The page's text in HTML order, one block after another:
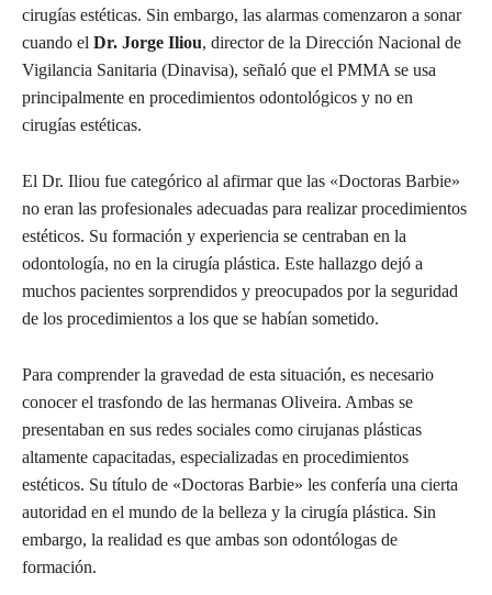
cirugías estéticas. Sin embargo, las alarmas comenzaron a sonar
cuando el Dr. Jorge Iliou, director de la Dirección Nacional de
Vigilancia Sanitaria (Dinavisa), señaló que el PMMA se usa
principalmente en procedimientos odontológicos y no en
cirugías estéticas.
El Dr. Iliou fue categórico al afirmar que las «Doctoras Barbie»
no eran las profesionales adecuadas para realizar procedimientos
estéticos. Su formación y experiencia se centraban en la
odontología, no en la cirugía plástica. Este hallazgo dejó a
muchos pacientes sorprendidos y preocupados por la seguridad
de los procedimientos a los que se habían sometido.
Para comprender la gravedad de esta situación, es necesario
conocer el trasfondo de las hermanas Oliveira. Ambas se
presentaban en sus redes sociales como cirujanas plásticas
altamente capacitadas, especializadas en procedimientos
estéticos. Su título de «Doctoras Barbie» les confería una cierta
autoridad en el mundo de la belleza y la cirugía plástica. Sin
embargo, la realidad es que ambas son odontólogas de
formación.